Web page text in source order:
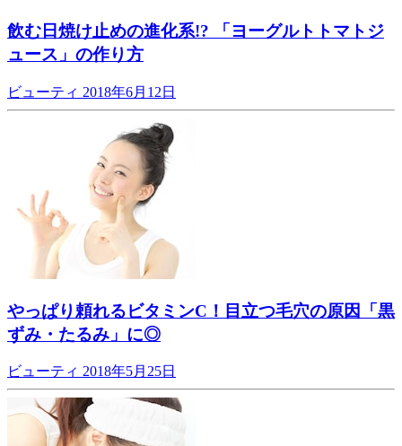
飲む日焼け止めの進化系!? 「ヨーグルトトマトジ
ュース」の作り方
ビューティ 2018年6月12日
やっぱり頼れるビタミンC！目立つ毛穴の原因「黒
ずみ・たるみ」に◎
ビューティ 2018年5月25日